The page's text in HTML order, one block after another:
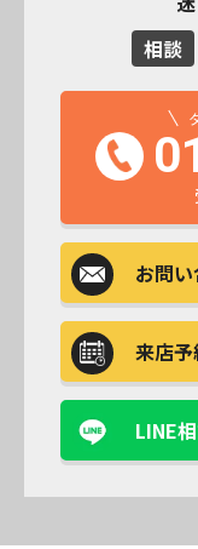
相談
お問
来店予
LINE